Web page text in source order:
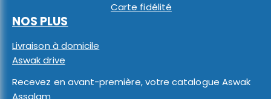
Carte fidélité
NOS PLUS
Livraison à domicile
Aswak drive
Recevez en avant-première, votre catalogue Aswak
Assalam